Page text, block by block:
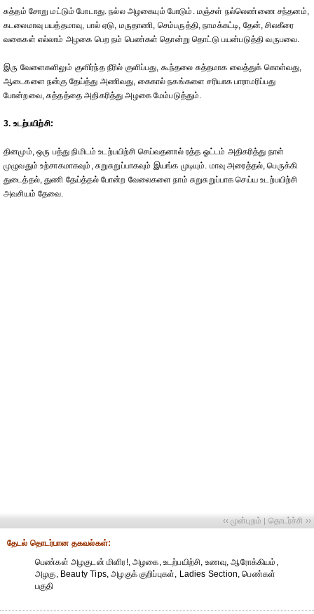
சுத்தம் சோறு மட்டும் போடாது. நல்ல அழகையும் போடும். மஞ்சள் நல்லெண்ணை சந்தனம்,
கடலைமாவு பயத்தமாவு, பால் ஏடு, மருதாணி, செம்பருத்தி, நாமக்கட்டி, தேன், சிலகீரை
வகைகள் எல்லாம் அழகை பெற நம் பெண்கள் தொன்று தொட்டு பயன்படுத்தி வருபவை.
இரு வேளைகளிலும் குளிர்ந்த நீரில் குளிப்பது, கூந்தலை சுத்தமாக வைத்துக் கொள்வது,
ஆடைகளை நன்கு தேய்த்து அணிவது, கைகால் நகங்களை சரியாக பாராமரிப்பது
போன்றவை, சுத்தத்தை அதிகரித்து அழகை மேம்படுத்தும்.
3. உடற்பயிற்சி:
தினமும், ஒரு பத்து நிமிடம் உடற்பயிற்சி செய்வதனால் ரத்த ஓட்டம் அதிகரித்து நாள்
முழுவதும் உற்சாகமாகவும், சுறுசுறுப்பாகவும் இயங்க முடியும். மாவு அரைத்தல், பெருக்கி
துடைத்தல், துணி தேய்த்தல் போன்ற வேலைகளை நாம் சுறுசுறுப்பாக செய்ய உடற்பயிற்சி
அவசியம் தேவை.
‹‹ முன்புறம் | தொடர்ச்சி ››
தேட‌ல் தொட‌ர்பான தகவ‌ல்க‌ள்:
பெண்கள் அழகுடன் மிளிர!, அழகை, உடற்பயிற்சி, உணவு, ஆரோக்கியம்,
அழகு, Beauty Tips, அழகுக் குறிப்புகள், Ladies Section, பெண்கள்
பகுதி